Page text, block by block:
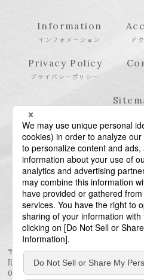
Information
インフォメーション ア
Privacy Policy
プライバシーポリシー
〒106-6123 東京都港区六本木6-
階
03-6438-5511（代表） / 03-